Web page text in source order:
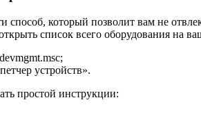
способ, который позволит вам не
список всего оборудования на
устройств».
простой инструкции: